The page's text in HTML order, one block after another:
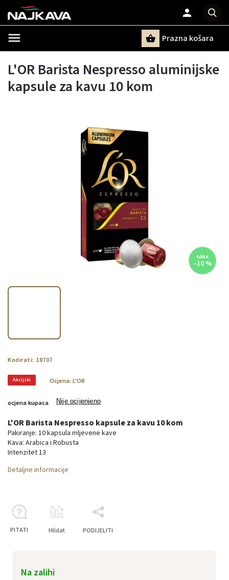
Prazna košara
L'OR Barista Nespresso aluminijske
kapsule za kavu 10 kom
4,99 €
–10 %
Kodirati: 18707
Akcijski
ocjena kupaca Nije ocijenjeno
Ocjena: L'OR
Na zalihi
L'OR Barista Nespresso kapsule za kavu 10 kom
Pakiranje: 10 kapsula mljevene kave
Kava: Arabica i Robusta
Intenzitet 13
Detaljne informacije
PITATI Hlídat PODIJELITI